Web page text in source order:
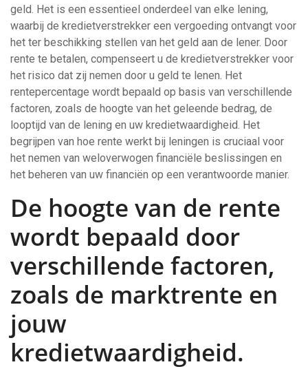
geld. Het is een essentieel onderdeel van elke lening,
waarbij de kredietverstrekker een vergoeding ontvangt voor
het ter beschikking stellen van het geld aan de lener. Door
rente te betalen, compenseert u de kredietverstrekker voor
het risico dat zij nemen door u geld te lenen. Het
rentepercentage wordt bepaald op basis van verschillende
factoren, zoals de hoogte van het geleende bedrag, de
looptijd van de lening en uw kredietwaardigheid. Het
begrijpen van hoe rente werkt bij leningen is cruciaal voor
het nemen van weloverwogen financiële beslissingen en
het beheren van uw financiën op een verantwoorde manier.
De hoogte van de rente
wordt bepaald door
verschillende factoren,
zoals de marktrente en
jouw
kredietwaardigheid.